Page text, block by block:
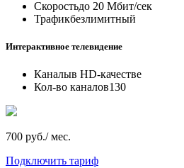
Скоростьдо 20 Мбит/сек
Трафикбезлимитный
Интерактивное телевидение
Каналыв HD-качестве
Кол-во каналов130
700 руб./ мес.
Подключить тариф